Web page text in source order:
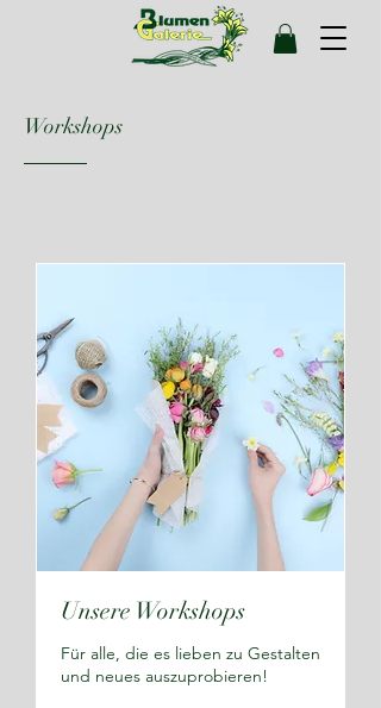
Workshops
Unsere Workshops
Für alle, die es lieben zu Gestalten
und neues auszuprobieren!